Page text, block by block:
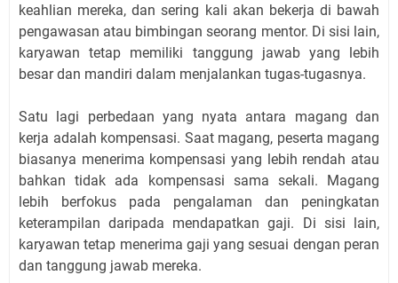
keahlian mereka, dan sering kali akan bekerja di bawah
pengawasan atau bimbingan seorang mentor. Di sisi lain,
karyawan tetap memiliki tanggung jawab yang lebih
besar dan mandiri dalam menjalankan tugas-tugasnya.
Satu lagi perbedaan yang nyata antara magang dan
kerja adalah kompensasi. Saat magang, peserta magang
biasanya menerima kompensasi yang lebih rendah atau
bahkan tidak ada kompensasi sama sekali. Magang
lebih berfokus pada pengalaman dan peningkatan
keterampilan daripada mendapatkan gaji. Di sisi lain,
karyawan tetap menerima gaji yang sesuai dengan peran
dan tanggung jawab mereka.